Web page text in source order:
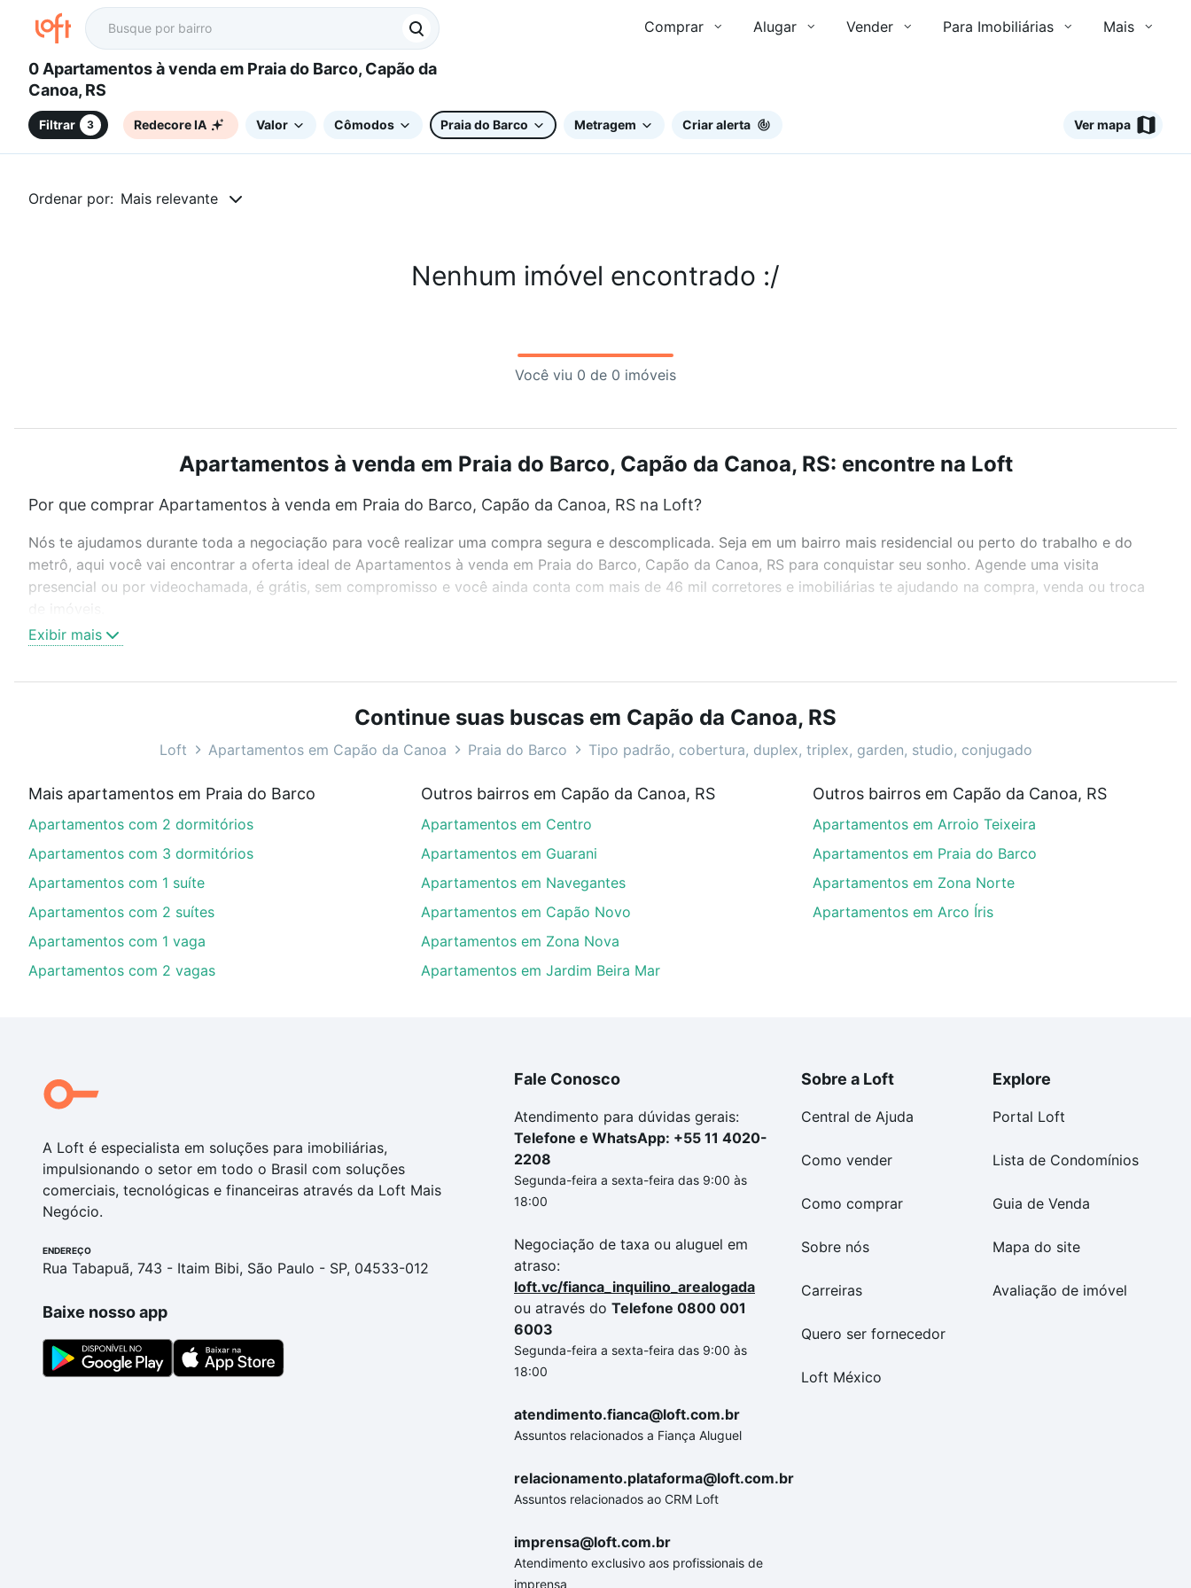
Comprar Alugar Vender Para Imobiliárias Mais
0 Apartamentos à venda em Praia do Barco, Capão da
Canoa, RS
Filtrar 3 Redecore IA Valor Cômodos Praia do Barco Metragem Criar alerta Ver mapa
Ordenar por: Mais relevante
Nenhum imóvel encontrado :/
Você viu 0 de 0 imóveis
Apartamentos à venda em Praia do Barco, Capão da Canoa, RS: encontre na Loft
Por que comprar Apartamentos à venda em Praia do Barco, Capão da Canoa, RS na Loft?
Nós te ajudamos durante toda a negociação para você realizar uma compra segura e descomplicada. Seja em um bairro mais residencial ou perto do trabalho e do
metrô, aqui você vai encontrar a oferta ideal de Apartamentos à venda em Praia do Barco, Capão da Canoa, RS para conquistar seu sonho. Agende uma visita
presencial ou por videochamada, é grátis, sem compromisso e você ainda conta com mais de 46 mil corretores e imobiliárias te ajudando na compra, venda ou troca
Como escolher um imóvel?
Use barra de busca no topo para pesquisar por ruas, bairros e até condomínios favoritos. Você também pode usar os filtros como quantidade de quartos, suítes, com
ou sem vaga de garagem para combinar perfeitamente com o preço, metragem e comodidades, como piscina, academia, salão de festas ou área verde e encontrar
Apartamentos à venda em Praia do Barco, Capão da Canoa, RS ideal para você na Loft.
Aqui na Loft temos a oferta ideal para você, com Apartamentos à venda em Praia do Barco, Capão da Canoa, RS que custam a partir de R$ 0 e com nossas opções de
financiamento imobiliário as parcelas podem se adequar ao seu orçamento. Se ainda tem alguma dúvida dos custos envolvidos no processo de compra, veja em nosso
portal quanto custa comprar um apartamento e conte com a gente para comprar o imóvel dos seus sonhos com segurança e conforto. Loft, com você até as chaves.
Exibir mais
Continue suas buscas em Capão da Canoa, RS
Loft Apartamentos em Capão da Canoa Praia do Barco Tipo padrão, cobertura, duplex, triplex, garden, studio, conjugado
Mais apartamentos em Praia do Barco
Apartamentos com 2 dormitórios
Apartamentos com 3 dormitórios
Apartamentos com 1 suíte
Apartamentos com 2 suítes
Apartamentos com 1 vaga
Apartamentos com 2 vagas
Outros bairros em Capão da Canoa, RS
Apartamentos em Centro
Apartamentos em Guarani
Apartamentos em Navegantes
Apartamentos em Capão Novo
Apartamentos em Zona Nova
Apartamentos em Jardim Beira Mar
Outros bairros em Capão da Canoa, RS
Apartamentos em Arroio Teixeira
Apartamentos em Praia do Barco
Apartamentos em Zona Norte
Apartamentos em Arco Íris
A Loft é especialista em soluções para imobiliárias,
impulsionando o setor em todo o Brasil com soluções
comerciais, tecnológicas e financeiras através da Loft Mais
Negócio.
ENDEREÇO
Rua Tabapuã, 743 - Itaim Bibi, São Paulo - SP, 04533-012
Baixe nosso app
Fale Conosco
Atendimento para dúvidas gerais:
Telefone e WhatsApp: +55 11 4020-
2208
Segunda-feira a sexta-feira das 9:00 às
18:00
Negociação de taxa ou aluguel em
atraso:
loft.vc/fianca_inquilino_arealogada
ou através do Telefone 0800 001
6003
Segunda-feira a sexta-feira das 9:00 às
18:00
atendimento.fianca@loft.com.br
Assuntos relacionados a Fiança Aluguel
relacionamento.plataforma@loft.com.br
Assuntos relacionados ao CRM Loft
imprensa@loft.com.br
Atendimento exclusivo aos profissionais de
imprensa
Sobre a Loft
Central de Ajuda
Como vender
Como comprar
Sobre nós
Carreiras
Quero ser fornecedor
Loft México
Explore
Portal Loft
Lista de Condomínios
Guia de Venda
Mapa do site
Avaliação de imóvel